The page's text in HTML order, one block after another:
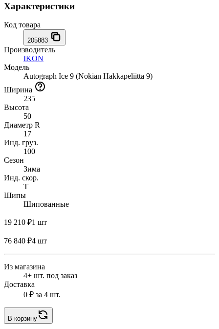
Характеристики
Код товара
205883
Производитель
IKON
Модель
Autograph Ice 9 (Nokian Hakkapeliitta 9)
Ширина
235
Высота
50
Диаметр R
17
Инд. груз.
100
Сезон
Зима
Инд. скор.
T
Шипы
Шипованные
19 210 ₽1 шт
76 840 ₽4 шт
Из магазина
4+ шт. под заказ
Доставка
0 ₽ за 4 шт.
В корзину